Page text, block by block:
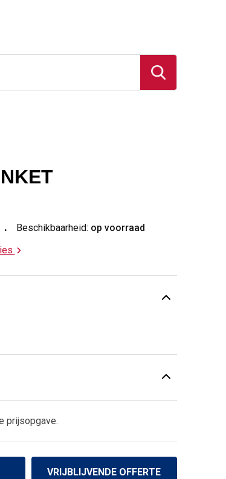
Beschikbaarheid: op voorraad
prijsopgave.
VRIJBLIJVENDE OFFERTE